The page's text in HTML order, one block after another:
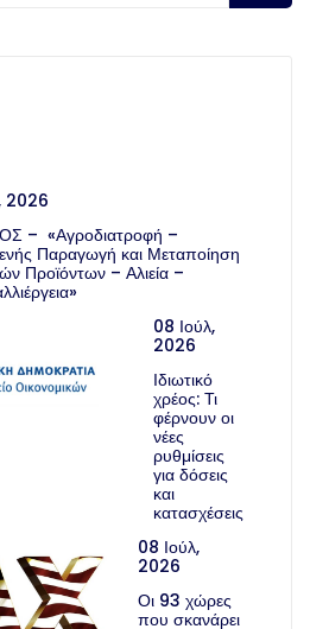
2026
– «Αγροδιατροφή –
Παραγωγή και Μεταποίηση
Προϊόντων – Αλιεία –
08 Ιούλ,
2026
Ιδιωτικό
χρέος: Τι
φέρνουν οι
νέες
ρυθμίσεις
για δόσεις
και
κατασχέσεις
08 Ιούλ,
2026
Οι 93 χώρες
που σκανάρει